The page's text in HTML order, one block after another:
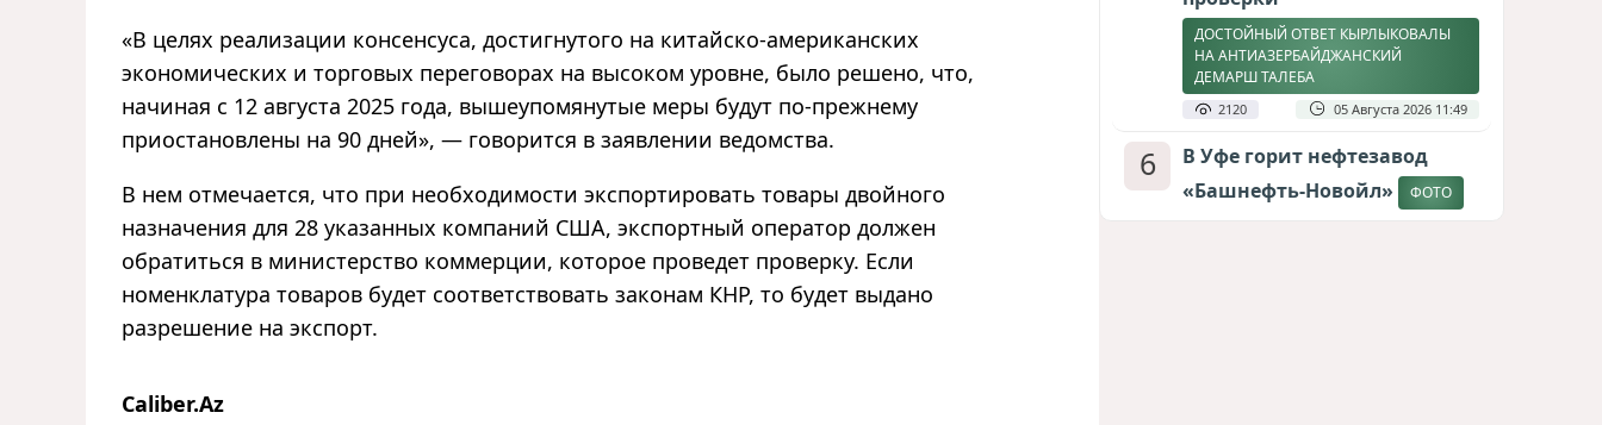
«В целях реализации консенсуса, достигнутого на китайско-американских
экономических и торговых переговорах на высоком уровне, было решено, что,
начиная с 12 августа 2025 года, вышеупомянутые меры будут по-прежнему
приостановлены на 90 дней», — говорится в заявлении ведомства.
В нем отмечается, что при необходимости экспортировать товары двойного
назначения для 28 указанных компаний США, экспортный оператор должен
обратиться в министерство коммерции, которое проведет проверку. Если
номенклатура товаров будет соответствовать законам КНР, то будет выдано
разрешение на экспорт.
Caliber.Az
ДОСТОЙНЫЙ ОТВЕТ КЫРЛЫКОВАЛЫ
НА АНТИАЗЕРБАЙДЖАНСКИЙ
ДЕМАРШ ТАЛЕБА
2120 05 Августа 2026 11:49
6
В Уфе горит нефтезавод
«Башнефть-Новойл»
ФОТО